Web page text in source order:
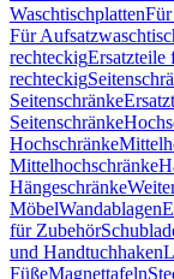
Waschtischplatten
Für
rechteckigErsatzteile
rechteckig
Seitenschränke
Seitenschränke
Hochschränke
Mittelhochschränke
Hängeschränke
MöbelWandablagen
für Zubehör
und Handtuchhaken
FüßeMagnettafeln